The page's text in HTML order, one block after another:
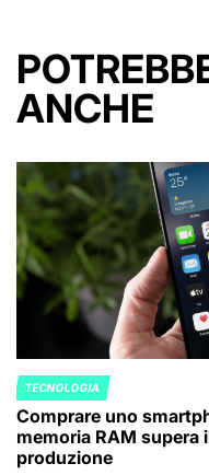
ANCHE
POSTED
IN
TECNOLOGIA
Comprare uno
memoria RAM supera
produzione